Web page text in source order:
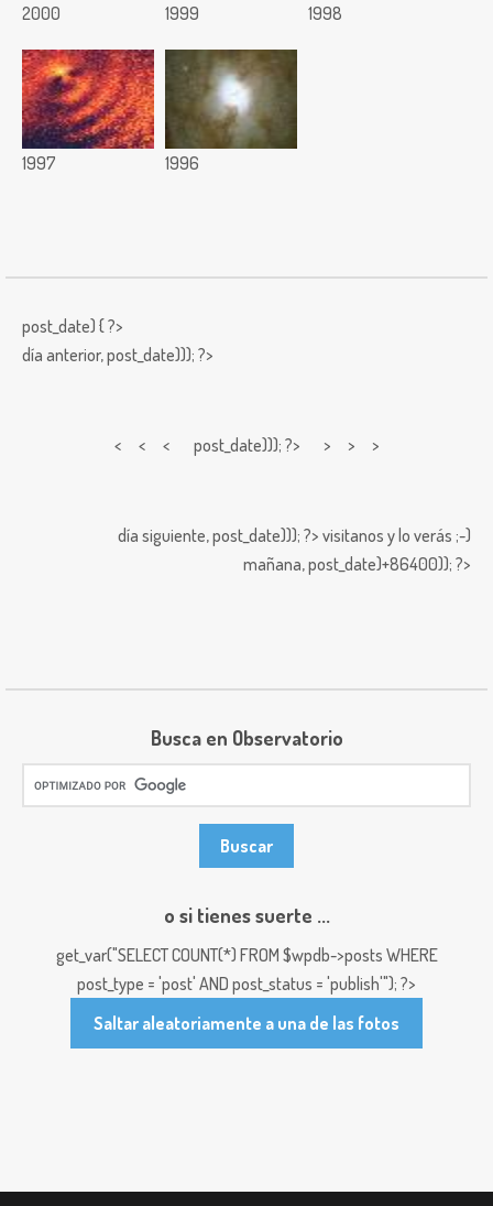
2000 1999 1998
1997 1996
post_date) { ?>
día anterior,post_date))); ?>
< < < post_date))); ?> > > >
día siguiente,post_date))); ?> visitanos y lo verás ;-)
mañana,post_date)+86400)); ?>
Busca en Observatorio
o si tienes suerte ...
get_var("SELECT COUNT(*) FROM $wpdb->posts WHERE
post_type = 'post' AND post_status = 'publish'"); ?>
Saltar aleatoriamente a una de las fotos